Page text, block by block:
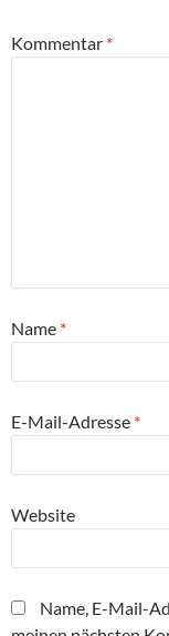
Kommentar *
Name *
E-Mail-Adresse *
Website
Name, E-Mail-